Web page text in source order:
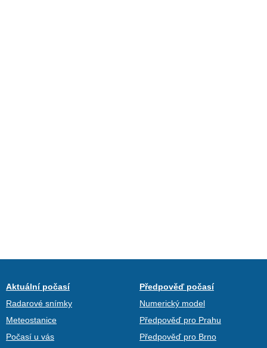
Aktuální počasí
Radarové snímky
Meteostanice
Počasí u vás
Předpověď počasí
Numerický model
Předpověď pro Prahu
Předpověď pro Brno